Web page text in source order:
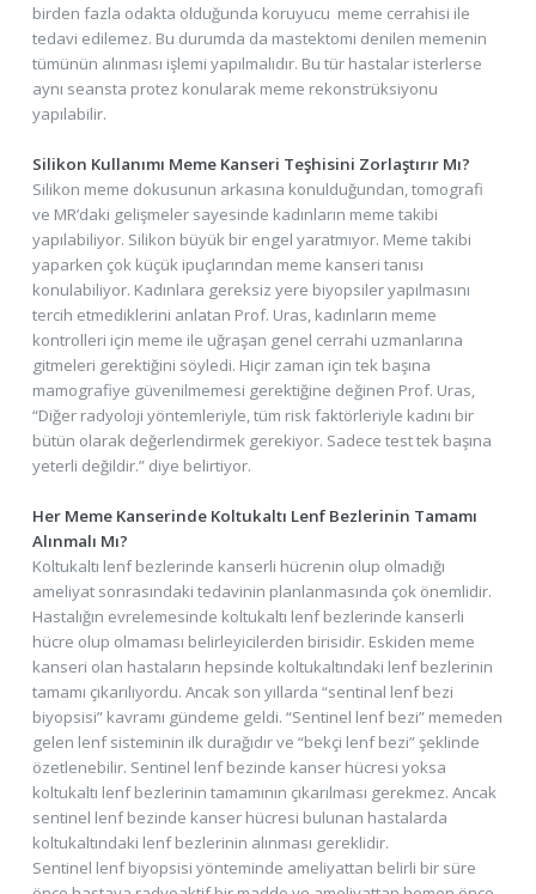
birden fazla odakta olduğunda koruyucu meme cerrahisi ile
tedavi edilemez. Bu durumda da mastektomi denilen memenin
tümünün alınması işlemi yapılmalıdır. Bu tür hastalar isterlerse
aynı seansta protez konularak meme rekonstrüksiyonu
yapılabilir.
Silikon Kullanımı Meme Kanseri Teşhisini Zorlaştırır Mı?
Silikon meme dokusunun arkasına konulduğundan, tomografi
ve MR’daki gelişmeler sayesinde kadınların meme takibi
yapılabiliyor. Silikon büyük bir engel yaratmıyor. Meme takibi
yaparken çok küçük ipuçlarından meme kanseri tanısı
konulabiliyor. Kadınlara gereksiz yere biyopsiler yapılmasını
tercih etmediklerini anlatan Prof. Uras, kadınların meme
kontrolleri için meme ile uğraşan genel cerrahi uzmanlarına
gitmeleri gerektiğini söyledi. Hiçir zaman için tek başına
mamografiye güvenilmemesi gerektiğine değinen Prof. Uras,
“Diğer radyoloji yöntemleriyle, tüm risk faktörleriyle kadını bir
bütün olarak değerlendirmek gerekiyor. Sadece test tek başına
yeterli değildir.” diye belirtiyor.
Her Meme Kanserinde Koltukaltı Lenf Bezlerinin Tamamı
Alınmalı Mı?
Koltukaltı lenf bezlerinde kanserli hücrenin olup olmadığı
ameliyat sonrasındaki tedavinin planlanmasında çok önemlidir.
Hastalığın evrelemesinde koltukaltı lenf bezlerinde kanserli
hücre olup olmaması belirleyicilerden birisidir. Eskiden meme
kanseri olan hastaların hepsinde koltukaltındaki lenf bezlerinin
tamamı çıkarılıyordu. Ancak son yıllarda “sentinal lenf bezi
biyopsisi” kavramı gündeme geldi. “Sentinel lenf bezi” memeden
gelen lenf sisteminin ilk durağıdır ve “bekçi lenf bezi” şeklinde
özetlenebilir. Sentinel lenf bezinde kanser hücresi yoksa
koltukaltı lenf bezlerinin tamamının çıkarılması gerekmez. Ancak
sentinel lenf bezinde kanser hücresi bulunan hastalarda
koltukaltındaki lenf bezlerinin alınması gereklidir.
Sentinel lenf biyopsisi yönteminde ameliyattan belirli bir süre